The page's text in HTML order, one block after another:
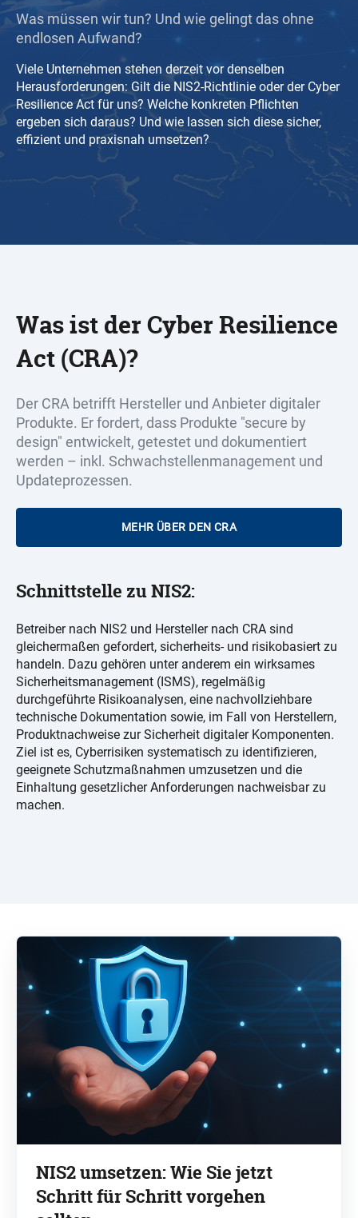
Was müssen wir tun? Und wie gelingt das ohne
endlosen Aufwand?
Viele Unternehmen stehen derzeit vor denselben
Herausforderungen: Gilt die NIS2-Richtlinie oder der Cyber
Resilience Act für uns? Welche konkreten Pflichten
ergeben sich daraus? Und wie lassen sich diese sicher,
effizient und praxisnah umsetzen?
Was ist der Cyber Resilience
Act (CRA)?
Der CRA betrifft Hersteller und Anbieter digitaler
Produkte. Er fordert, dass Produkte "secure by
design" entwickelt, getestet und dokumentiert
werden – inkl. Schwachstellenmanagement und
Updateprozessen.
MEHR ÜBER DEN CRA
Schnittstelle zu NIS2:
Betreiber nach NIS2 und Hersteller nach CRA sind
gleichermaßen gefordert, sicherheits- und risikobasiert zu
handeln. Dazu gehören unter anderem ein wirksames
Sicherheitsmanagement (ISMS), regelmäßig
durchgeführte Risikoanalysen, eine nachvollziehbare
technische Dokumentation sowie, im Fall von Herstellern,
Produktnachweise zur Sicherheit digitaler Komponenten.
Ziel ist es, Cyberrisiken systematisch zu identifizieren,
geeignete Schutzmaßnahmen umzusetzen und die
Einhaltung gesetzlicher Anforderungen nachweisbar zu
machen.
NIS2 umsetzen: Wie Sie jetzt
Schritt für Schritt vorgehen